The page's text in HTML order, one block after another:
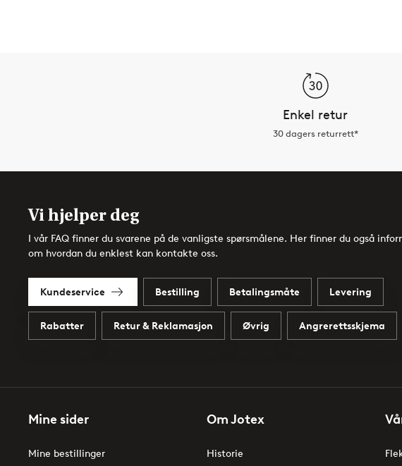
Enkel retur
30 dagers returrett*
Vi hjelper deg
I vår FAQ finner du svarene på de vanligste spørsmålene. Her finner du også
om hvordan du enklest kan kontakte oss.
Kundeservice Bestilling Betalingsmåte Levering
Rabatter Retur & Reklamasjon Øvrig Angrerettsskjema
Mine sider
Mine bestillinger
Om Jotex
Historie